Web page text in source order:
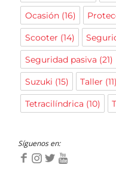
Ocasión(16)
Scooter (14)
Seguridad pasiva (21)
Suzuki (15) Taller (11)
Tetracilíndrica (10)
Síguenos en: